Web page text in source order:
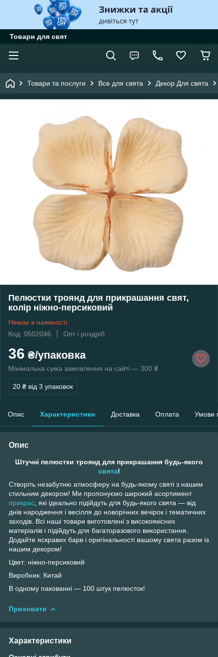
Товари для свят
Товари та послуги Все для свята Декор Для свята
Пелюстки троянд для прикрашання свят,
колір ніжно-персиковий
Немає в наявності
Код: 0502046
Опт і роздріб
36 ₴/упаковка
Мінімальна сума замовлення на сайті — 300 ₴
20 ₴ від 3 упаковок
Опис Характеристики Доставка Оплата Умови
Опис
Штучні пелюстки троянд для прикрашання будь-якого
свята!
Створіть незабутню атмосферу на будь-якому святі з нашим
стильним декором! Ми пропонуємо широкий асортимент
прикрас , які ідеально підійдуть для будь-якого свята — від
днів народження і весілля до новорічних вечірок і тематичних
заходів. Всі наші товари виготовлені з високоякісних
матеріалів і підійдуть для багаторазового використання.
Додайте яскравих барв і оригінальності вашому свята разом із
нашим декором!
Цвет: ніжно-персиковий
Виробник: Китай
В одному пакованні — 100 штук пелюсток!
Приховати
Характеристики